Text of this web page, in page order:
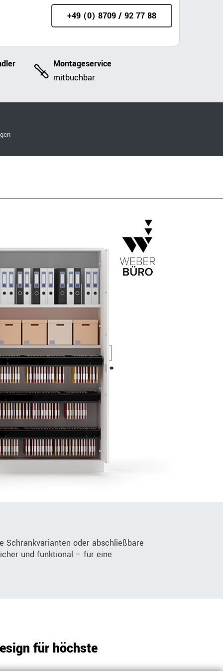
+49 (0) 8709 / 92 77 88
Montageservice
mitbuchbar
Schrankvarianten oder abschließbare
und funktional – für eine
für höchste